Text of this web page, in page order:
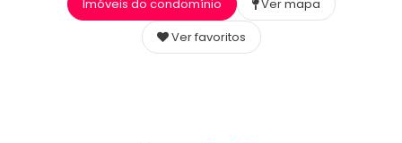
Imóveis do condomínio
Ver mapa
Ver favoritos